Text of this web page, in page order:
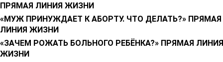
ПРЯМАЯ ЛИНИЯ ЖИЗНИ
«МУЖ ПРИНУЖДАЕТ К АБОРТУ. ЧТО ДЕЛАТЬ?» ПРЯМАЯ
ЛИНИЯ ЖИЗНИ
«ЗАЧЕМ РОЖАТЬ БОЛЬНОГО РЕБЁНКА?» ПРЯМАЯ ЛИНИЯ
ЖИЗНИ